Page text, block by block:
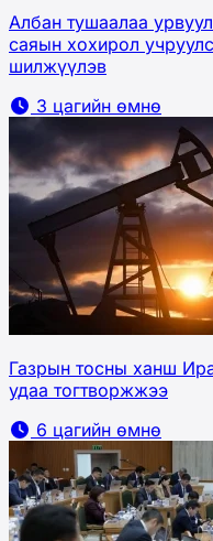
Албан тушаалаа
саяын хохирол
шилжүүлэв
3 цагийн өмнө
Газрын тосны ханш
удаа тогтворжжээ
6 цагийн өмнө